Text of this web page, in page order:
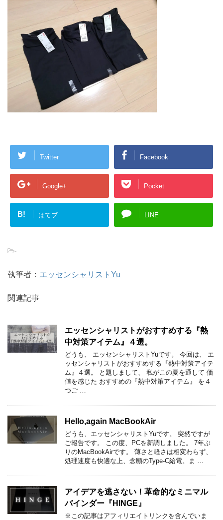
Twitter Facebook
Google+ Pocket
B! はてブ LINE
-
執筆者： エッセンシャリストYu
関連記事
エッセンシャリストがおすすめする『熱
中対策アイテム』４選。
どうも、 エッセンシャリストYuです。 今回は、 エ
ッセンシャリストがおすすめする『熱中対策アイテ
ム』４選。 と題しまして、 私がこの夏を通して 価
値を感じた おすすめの『熱中対策アイテム』 を４
つご …
Hello,again MacBookAir
どうも、エッセンシャリストYuです。 突然ですが
ご報告です。 この度、PCを新調しました。 7年ぶ
りのMacBookAirです。 薄さと軽さは相変わらず、
処理速度も快適な上、念願のType-C給電。ま …
アイデアを逃さない！革命的なミニマル
バインダー『HINGE』
※この記事はアフィリエイトリンクを含んでいま